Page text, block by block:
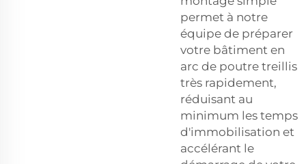
permet à notre
équipe de préparer
votre bâtiment en
arc de poutre treillis
très rapidement,
réduisant au
minimum les temps
d'immobilisation et
accélérant le